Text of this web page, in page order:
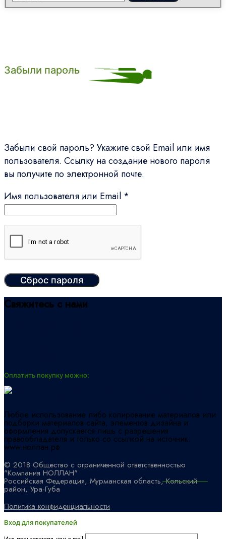
Забыли пароль
Забыли свой пароль? Укажите свой Email или имя
пользователя. Ссылку на создание нового пароля
вы получите по электронной почте.
Имя пользователя или Email *
Сброс пароля
Свяжитесь с нами
Оплатить покупку можно:
Любое использование либо копирование материалов или
подборки материалов сайта, элементов дизайна и
оформления допускается лишь с разрешения
правообладателя и только со ссылкой на источник:
www.ноллан.рф
© 2018 Общество с ограниченной ответственностью
"Компания НОЛЛАН"
Российская Федерация, Мурманская область, Кольский
район, Ура-Губа
Политика конфиденциальности
Вход для покупателей